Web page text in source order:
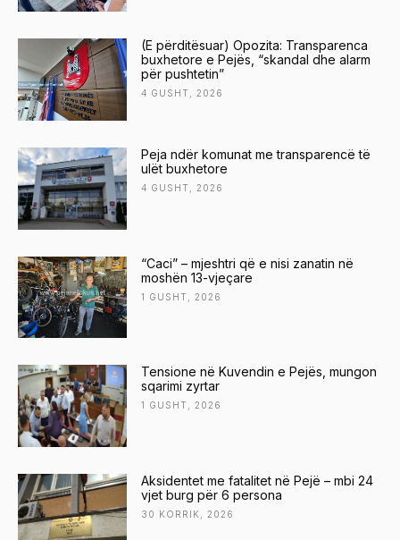
(E përditësuar) Opozita: Transparenca
buxhetore e Pejës, “skandal dhe alarm
për pushtetin”
4 GUSHT, 2026
Peja ndër komunat me transparencë të
ulët buxhetore
4 GUSHT, 2026
“Caci” – mjeshtri që e nisi zanatin në
moshën 13-vjeçare
1 GUSHT, 2026
Tensione në Kuvendin e Pejës, mungon
sqarimi zyrtar
1 GUSHT, 2026
Aksidentet me fatalitet në Pejë – mbi 24
vjet burg për 6 persona
30 KORRIK, 2026